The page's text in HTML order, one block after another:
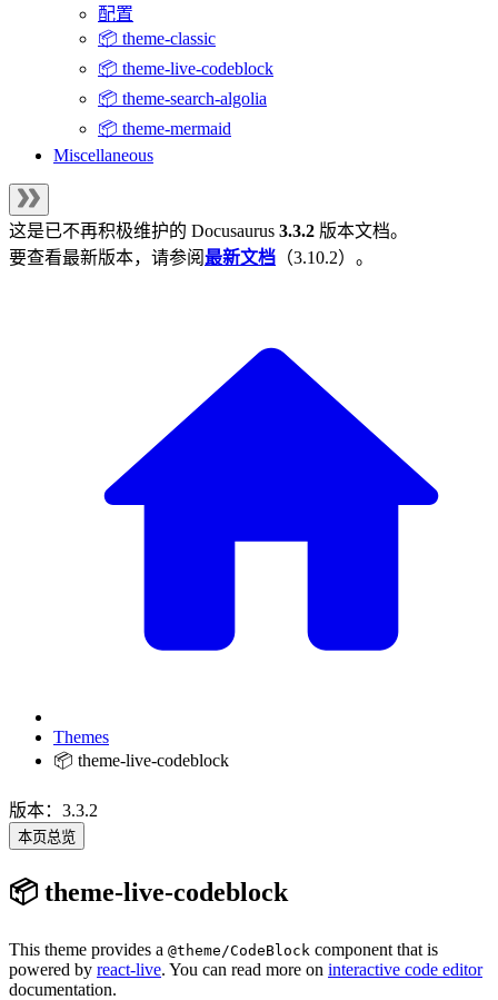
配置
📦 theme-classic
📦 theme-live-codeblock
📦 theme-search-algolia
📦 theme-mermaid
Miscellaneous
这是已不再积极维护的 Docusaurus 3.3.2 版本文档。
要查看最新版本，请参阅最新文档 （3.10.2）。
Themes
📦 theme-live-codeblock
版本：3.3.2
本页总览
📦 theme-live-codeblock
This theme provides a @theme/CodeBlock component that is
powered by react-live. You can read more on interactive code editor
documentation.